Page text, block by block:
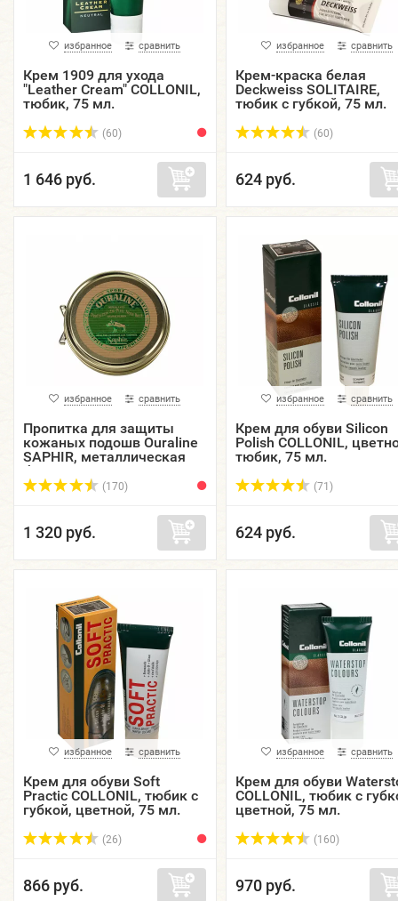
избранное сравнить
Крем 1909 для ухода
"Leather Cream" COLLONIL,
тюбик, 75 мл.
(60)
1 646 руб.
избранное сравнить
Крем-краска белая
Deckweiss SOLITAIRE,
тюбик с губкой, 75 мл.
(60)
624 руб.
избранное сравнить
Пропитка для защиты
кожаных подошв Ouraline
SAPHIR, металлическая
банка, 100 мл.
(170)
1 320 руб.
избранное сравнить
Крем для обуви Silicon
Polish COLLONIL,
тюбик, 75 мл.
(71)
624 руб.
избранное сравнить
Крем для обуви Soft
Practic COLLONIL, тюбик с
губкой, цветной, 75 мл.
(26)
866 руб.
избранное сравнить
Крем для обуви
COLLONIL, тюбик с
цветной, 75 мл.
(160)
970 руб.